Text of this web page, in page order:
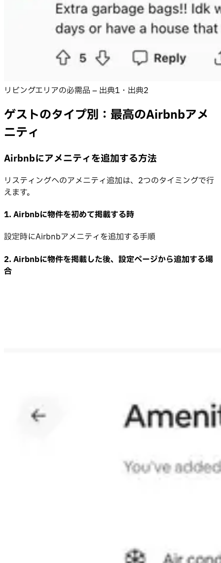
リビングエリアの必需品 – 出典1・出典2
ゲストのタイプ別：最高のAirbnbアメ
ニティ
Airbnbにアメニティを追加する方法
リスティングへのアメニティ追加は、2つのタイミングで行
えます。
1. Airbnbに物件を初めて掲載する時
設定時にAirbnbアメニティを追加する手順
2. Airbnbに物件を掲載した後、設定ページから追加する場
合